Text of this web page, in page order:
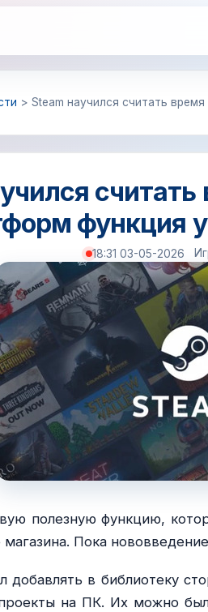
> Steam научился считать
считать
функция
18:31 03-05-2026
полезную функцию,
Пока
добавлять в библиотеку
на ПК. Их можно